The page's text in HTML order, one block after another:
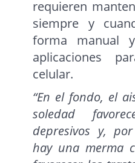
requieren
siempre y
forma manual
aplicaciones
celular.
“En el fondo, el
soledad
depresivos y,
hay una merma